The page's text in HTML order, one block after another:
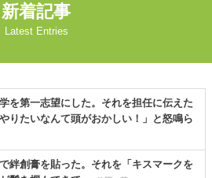
新着記事
Latest Entries
を第一志望にした。それを担任に伝えた
りたいなんて頭がおかしい！」と怒鳴ら
絆創膏を貼った。それを「キスマークを